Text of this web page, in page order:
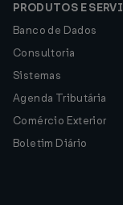
PRODUTOS E
Banco de Dados
Consultoria
Sistemas
Agenda Tributária
Comércio Exterior
Boletim Diário